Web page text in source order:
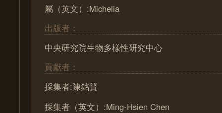
屬（英文）:Michelia
出版者：
中央研究院生物多樣性研究中心
貢獻者：
採集者:陳銘賢
採集者（英文）:Ming-Hsien Chen